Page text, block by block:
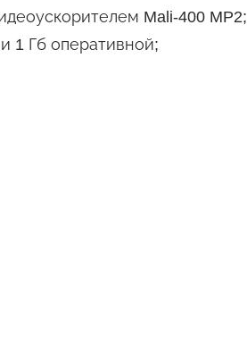
Mali-400 MP2;
1 Гб оперативной;